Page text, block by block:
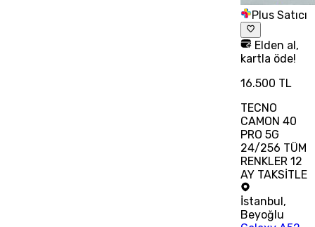
Plus Satıcı
Elden al,
kartla öde!
16.500 TL
TECNO
CAMON 40
PRO 5G
24/256 TÜM
RENKLER 12
AY TAKSİTLE
İstanbul,
Beyoğlu